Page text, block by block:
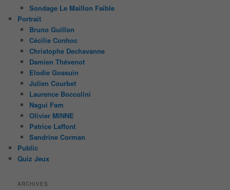
Sondage Le Maillon Faible
Portrait
Bruno Guillon
Cécilie Conhoc
Christophe Dechavanne
Damien Thévenot
Elodie Gossuin
Julien Courbet
Laurence Boccolini
Nagui Fam
Olivier MINNE
Patrice Laffont
Sandrine Corman
Public
Quiz Jeux
ARCHIVES